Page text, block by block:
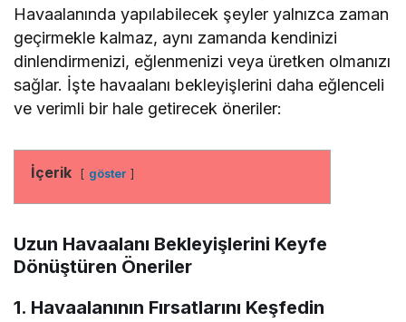
Havaalanında yapılabilecek şeyler yalnızca zaman
geçirmekle kalmaz, aynı zamanda kendinizi
dinlendirmenizi, eğlenmenizi veya üretken olmanızı
sağlar. İşte havaalanı bekleyişlerini daha eğlenceli
ve verimli bir hale getirecek öneriler:
İçerik göster
Uzun Havaalanı Bekleyişlerini Keyfe
Dönüştüren Öneriler
1. Havaalanının Fırsatlarını Keşfedin